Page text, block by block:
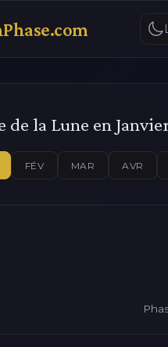
de la Lune en
FÉV MAR AVR